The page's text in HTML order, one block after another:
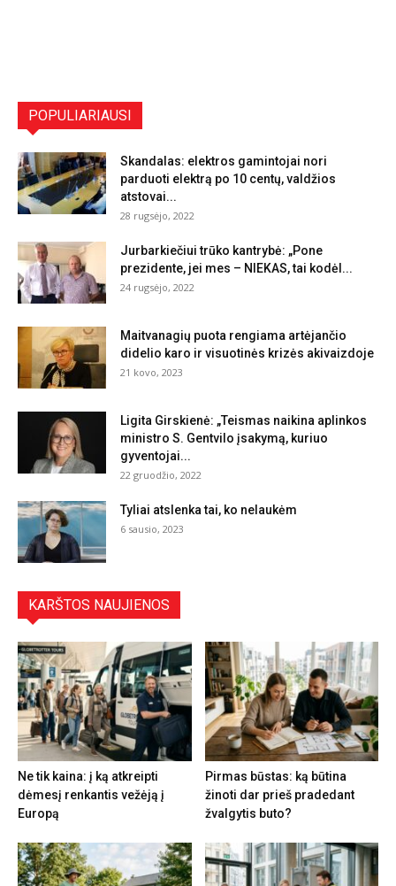
POPULIARIAUSI
Skandalas: elektros gamintojai nori
parduoti elektrą po 10 centų, valdžios
atstovai...
28 rugsėjo, 2022
Jurbarkiečiui trūko kantrybė: „Pone
prezidente, jei mes – NIEKAS, tai kodėl...
24 rugsėjo, 2022
Maitvanagių puota rengiama artėjančio
didelio karo ir visuotinės krizės akivaizdoje
21 kovo, 2023
Ligita Girskienė: „Teismas naikina aplinkos
ministro S. Gentvilo įsakymą, kuriuo
gyventojai...
22 gruodžio, 2022
Tyliai atslenka tai, ko nelaukėm
6 sausio, 2023
KARŠTOS NAUJIENOS
Ne tik kaina: į ką atkreipti
dėmesį renkantis vežėją į
Europą
Pirmas būstas: ką būtina
žinoti dar prieš pradedant
žvalgytis buto?